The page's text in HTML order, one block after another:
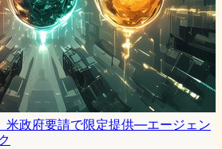
米政府要請で限定提供—エージェン